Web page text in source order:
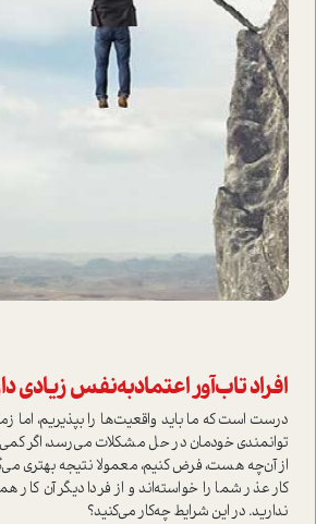
افراد تاب‌آور اعتمادبه‌نفس زیادی
درست ا‌ست که ما باید واقعیت‌ها را بپذیریم، اما
توانمندی خودمان در حل مشکلات می‌رسد، اگر
از آن‌چه هست، فرض کنیم، معمولا نتیجه بهتری
کار عذر شما را خوا‌سته‌اند و از فردا دیگر آن کار
ندارید. در این شرایط چه‌کار می‌کنید؟